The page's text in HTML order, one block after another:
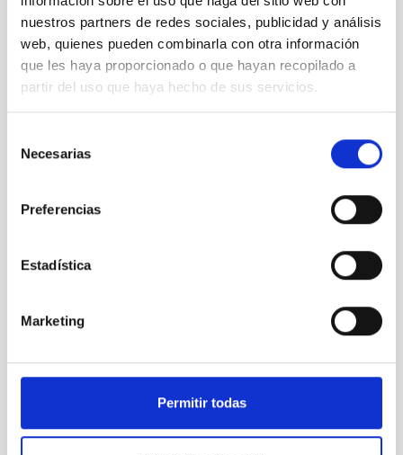
nuestros partners de redes sociales, publicidad y análisis
web, quienes pueden combinarla con otra información
que les haya proporcionado o que hayan recopilado a
partir del uso que haya hecho de sus servicios.
Necesarias
Preferencias
Estadística
Marketing
Permitir todas
Long-slit Intermediate Resolution Infrared